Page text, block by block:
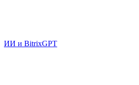
ИИ и BitrixGPT